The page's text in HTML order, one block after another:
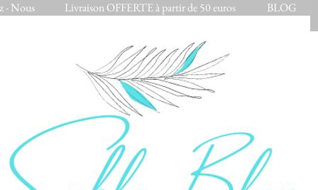
- Nous Livraison OFFERTE à partir de 50 euros BLOG